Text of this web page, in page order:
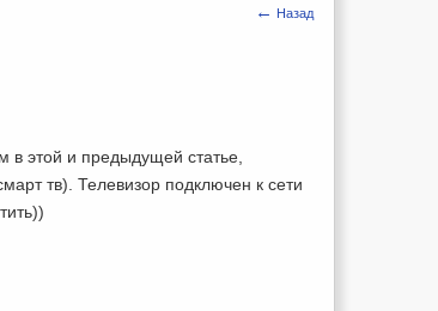
← Назад
этой и предыдущей статье,
тв). Телевизор подключен к сети